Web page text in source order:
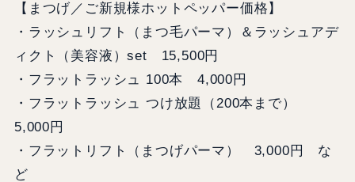
【まつげ／ご新規様ホットペッパー価格】
・ラッシュリフト（まつ毛パーマ）＆ラッシュアデ
ィクト（美容液）set 15,500円
・フラットラッシュ 100本 4,000円
・フラットラッシュ つけ放題（200本まで）
5,000円
・フラットリフト（まつげパーマ） 3,000円 な
ど